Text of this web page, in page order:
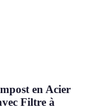
en Acier
Filtre à